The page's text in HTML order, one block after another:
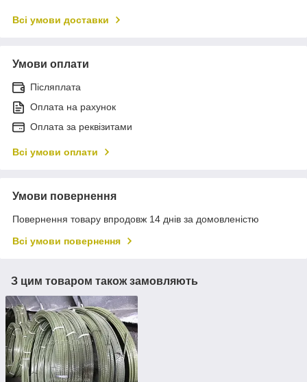
Всі умови доставки
Умови оплати
Післяплата
Оплата на рахунок
Оплата за реквізитами
Всі умови оплати
Умови повернення
Повернення товару впродовж 14 днів за домовленістю
Всі умови повернення
З цим товаром також замовляють